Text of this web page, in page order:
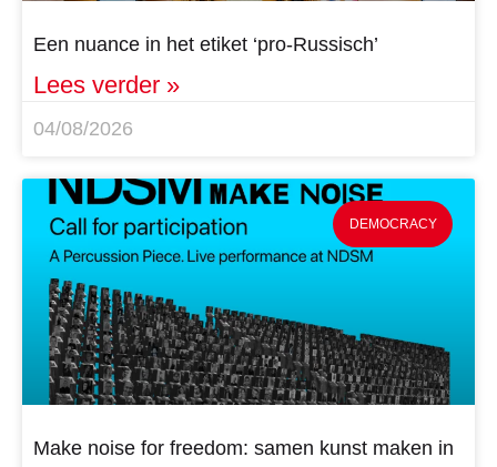
Een nuance in het etiket ‘pro-Russisch’
Lees verder »
04/08/2026
DEMOCRACY
Make noise for freedom: samen kunst maken in